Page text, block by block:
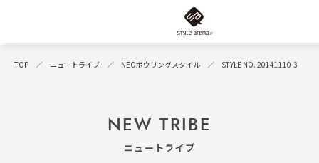
TOP ニュートライブ NEOボウリングスタイル STYLE NO. 20141110-3
NEW TRIBE
ニュートライブ